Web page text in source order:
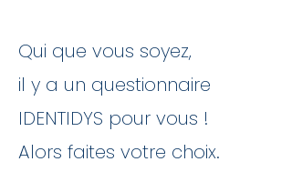
Qui que vous soyez,
il y a un questionnaire
IDENTIDYS pour vous !
Alors faites votre choix.